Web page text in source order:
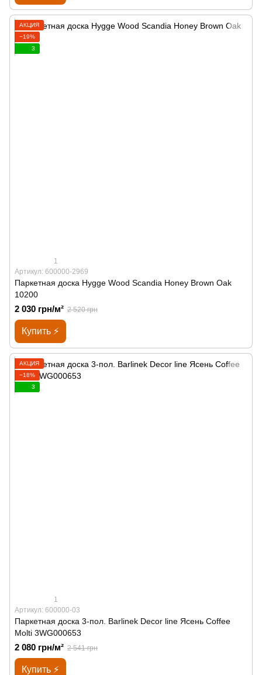
АКЦИЯ
−19%
3
1
Артикул: 600000-2969
Паркетная доска Hygge Wood Scandia Honey Brown Oak
10200
2 030 грн/м² 2 520 грн
Купить ⚡
АКЦИЯ
−18%
3
1
Артикул: 600000-03
Паркетная доска 3-пол. Barlinek Decor line Ясень Coffee
Molti 3WG000653
2 080 грн/м² 2 541 грн
Купить ⚡